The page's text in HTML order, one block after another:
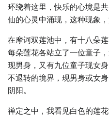
环绕着这里，快乐的心境是
仙的心灵中涌现，这种现象
在摩诃双莲池中，有十八朵
每朵莲花各站立了一位童子
现男身，又有九位童子现女
不退转的境界，现男身或女
阴阳。
禅定之中，我看见白色的莲